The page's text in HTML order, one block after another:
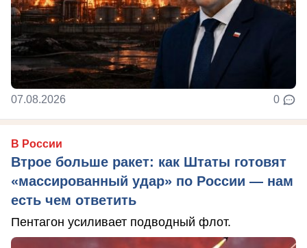
07.08.2026 0
В России
Втрое больше ракет: как Штаты готовят
«массированный удар» по России — нам
есть чем ответить
Пентагон усиливает подводный флот.